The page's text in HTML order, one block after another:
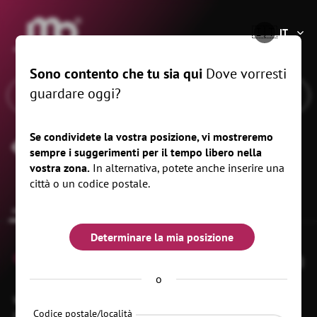
®
🇮🇹IT
Aussig-Bibliothek der Region Ústí
common.overview
Sono contento che tu sia qui Dove vorresti
guardare oggi?
Se condividete la vostra posizione, vi mostreremo
sempre i suggerimenti per il tempo libero nella
vostra zona. In alternativa, potete anche inserire una
città o un codice postale.
Determinare la mia posizione
o
Codice postale/località